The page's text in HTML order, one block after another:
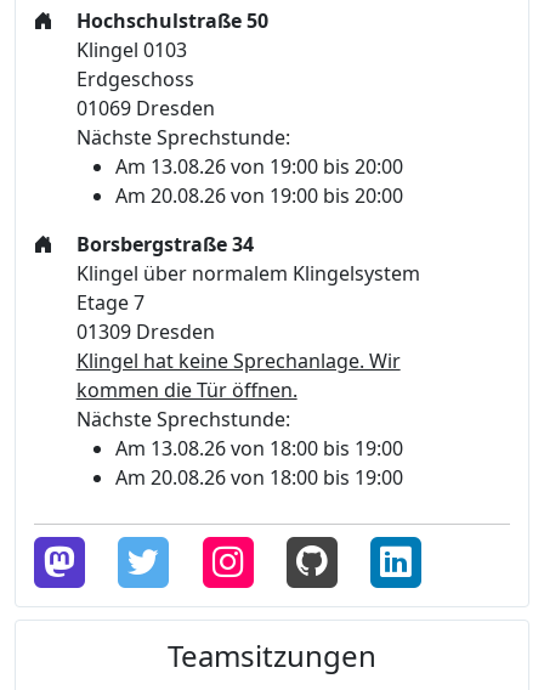
Hochschulstraße 50
Klingel 0103
Erdgeschoss
01069 Dresden
Nächste Sprechstunde:
Am 13.08.26 von 19:00 bis 20:00
Am 20.08.26 von 19:00 bis 20:00
Borsbergstraße 34
Klingel über normalem Klingelsystem
Etage 7
01309 Dresden
Klingel hat keine Sprechanlage. Wir
kommen die Tür öffnen.
Nächste Sprechstunde:
Am 13.08.26 von 18:00 bis 19:00
Am 20.08.26 von 18:00 bis 19:00
Teamsitzungen